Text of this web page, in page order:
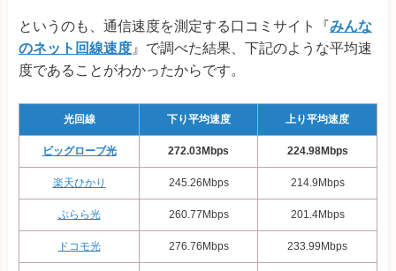
というのも、通信速度を測定する口コミサイト『みんな
のネット回線速度 』で調べた結果、下記のような平均速
度であることがわかったからです。
光回線 下り平均速度 上り平均速度
ビッグローブ光 272.03Mbps 224.98Mbps
楽天ひかり 245.26Mbps 214.9Mbps
ぷらら光 260.77Mbps 201.4Mbps
ドコモ光 276.76Mbps 233.99Mbps